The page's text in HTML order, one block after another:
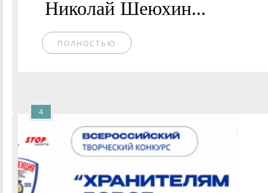
Николай Шеюхин...
ПОЛНОСТЬЮ
4